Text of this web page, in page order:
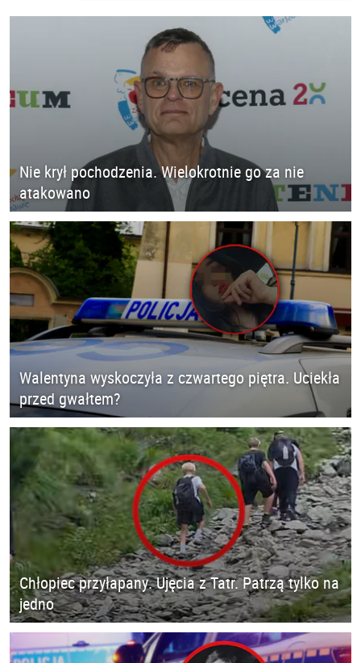
Nie krył pochodzenia. Wielokrotnie go za nie
atakowano
Walentyna wyskoczyła z czwartego piętra. Uciekła
przed gwałtem?
Chłopiec przyłapany. Ujęcia z Tatr. Patrzą tylko na
jedno